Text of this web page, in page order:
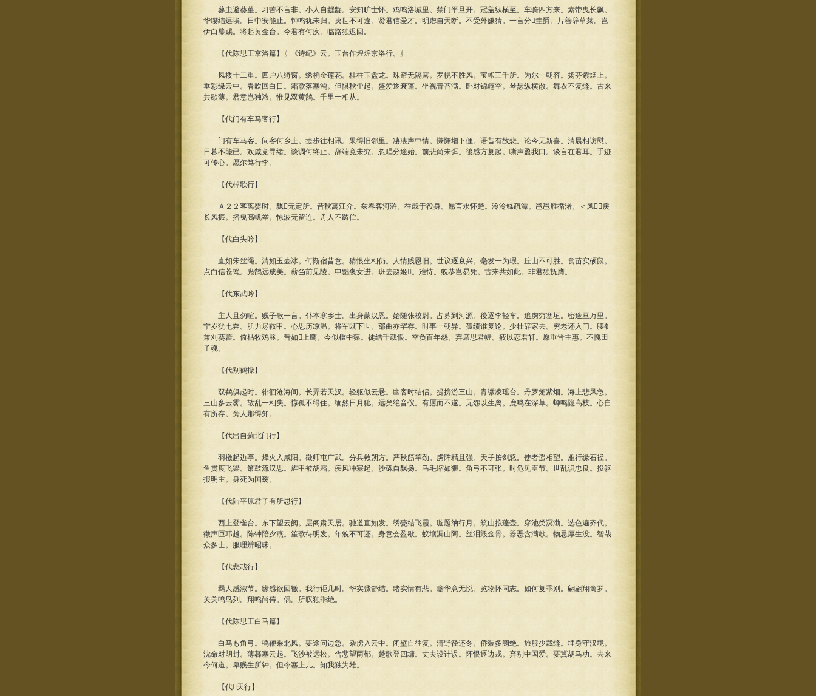
蓼虫避葵堇。习苦不言非。小人自龌龊。安知旷士怀。鸡鸣洛城里。禁门平旦开。冠盖纵横至。车骑四方来。素带曳长飙。
华缨结远埃。日中安能止。钟鸣犹未归。夷世不可逢。贤君信爱才。明虑自天断。不受外嫌猜。一言分圭爵。片善辞草莱。岂
伊白璧赐。将起黄金台。今君有何疾。临路独迟回。
【代陈思王京洛篇】〖《诗纪》云。玉台作煌煌京洛行。〗
凤楼十二重。四户八绮窗。绣桷金莲花。桂柱玉盘龙。珠帘无隔露。罗幌不胜风。宝帐三千所。为尔一朝容。扬芬紫烟上。
垂彩绿云中。春吹回白日。霜歌落塞鸿。但惧秋尘起。盛爱逐衰蓬。坐视青苔满。卧对锦筵空。琴瑟纵横散。舞衣不复缝。古来
共歇薄。君意岂独浓。惟见双黄鹄。千里一相从。
【代门有车马客行】
门有车马客。问客何乡士。捷步往相讯。果得旧邻里。凄凄声中情。慊慊增下俚。语昔有故悲。论今无新喜。清晨相访慰。
日暮不能已。欢戚竞寻绪。谈调何终止。辞端竟未究。忽唱分途始。前悲尚未弭。後感方复起。嘶声盈我口。谈言在君耳。手迹
可传心。愿尔笃行李。
【代棹歌行】
Ａ２２客离婴时。飘无定所。昔秋寓江介。兹春客河浒。往戢于役身。愿言永怀楚。泠泠鲦疏潭。邕邕雁循渚。＜风＞戾
长风振。摇曳高帆举。惊波无留连。舟人不踌伫。
【代白头吟】
直如朱丝绳。清如玉壶冰。何惭宿昔意。猜恨坐相仍。人情贱恩旧。世议逐衰兴。毫发一为瑕。丘山不可胜。食苗实硕鼠。
点白信苍蝇。凫鹄远成美。薪刍前见陵。申黜褒女进。班去赵姬。难恃。貌恭岂易凭。古来共如此。非君独抚膺。
【代东武吟】
主人且勿喧。贱子歌一言。仆本寒乡士。出身蒙汉恩。始随张校尉。占募到河源。後逐李轻车。追虏穷塞垣。密途亘万里。
宁岁犹七奔。肌力尽鞍甲。心思历凉温。将军既下世。部曲亦罕存。时事一朝异。孤绩谁复论。少壮辞家去。穷老还入门。腰钅
兼刈葵藿。倚枯牧鸡豚。昔如上鹰。今似槛中猿。徒结千载恨。空负百年怨。弃席思君幄。疲以恋君轩。愿垂晋主惠。不愧田
子魂。
【代别鹤操】
双鹤俱起时。徘徊沧海间。长弄若天汉。轻躯似云悬。幽客时结侣。提携游三山。青缴凌瑶台。丹罗笼紫烟。海上悲风急。
三山多云雾。散乱一相失。惊孤不得住。缅然日月驰。远矣绝音仪。有愿而不遂。无怨以生离。鹿鸣在深草。蝉鸣隐高枝。心自
有所存。旁人那得知。
【代出自蓟北门行】
羽檄起边亭。烽火入咸阳。徵师屯广武。分兵救朔方。严秋筋竿劲。虏阵精且强。天子按剑怒。使者遥相望。雁行缘石径。
鱼贯度飞梁。箫鼓流汉思。旌甲被胡霜。疾风冲塞起。沙砾自飘扬。马毛缩如猥。角弓不可张。时危见臣节。世乱识忠良。投躯
报明主。身死为国殇。
【代陆平原君子有所思行】
西上登雀台。东下望云阙。层阁肃天居。驰道直如发。绣甍结飞霞。璇题纳行月。筑山拟蓬壶。穿池类溟渤。选色遍齐代。
徵声匝邛越。陈钟陪夕燕。笙歌待明发。年貌不可还。身意会盈歇。蚁壤漏山阿。丝泪毁金骨。器恶含满欹。物忌厚生没。智哉
众多士。服理辨昭昧。
【代悲哉行】
羁人感淑节。缘感欲回辙。我行讵几时。华实骤舒结。睹实情有悲。瞻华意无悦。览物怀同志。如何复乖别。翩翩翔禽罗。
关关鸣鸟列。翔鸣尚俦。偶。所叹独乖绝。
【代陈思王白马篇】
白马も角弓。鸣鞭乘北风。要途问边急。杂虏入云中。闭壁自往复。清野径还冬。侨装多阙绝。旅服少裁缝。埋身守汉境。
沈命对胡封。薄暮塞云起。飞沙被远松。含悲望两都。楚歌登四墉。丈夫设计误。怀恨逐边戎。弃别中国爱。要冀胡马功。去来
今何道。卑贱生所钟。但令塞上儿。知我独为雄。
【代天行】